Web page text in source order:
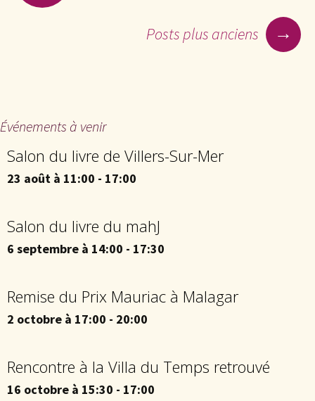
Posts plus anciens →
Événements à venir
Salon du livre de Villers-Sur-Mer
23 août à 11:00 - 17:00
Salon du livre du mahJ
6 septembre à 14:00 - 17:30
Remise du Prix Mauriac à Malagar
2 octobre à 17:00 - 20:00
Rencontre à la Villa du Temps retrouvé
16 octobre à 15:30 - 17:00